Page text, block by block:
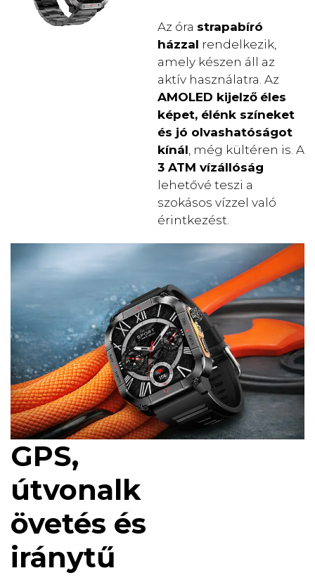
Az óra strapabíró
házzal rendelkezik,
amely készen áll az
aktív használatra. Az
AMOLED kijelző éles
képet, élénk színeket
és jó olvashatóságot
kínál, még kültéren is. A
3 ATM vízállóság
lehetővé teszi a
szokásos vízzel való
érintkezést.
GPS,
útvonalk
övetés és
iránytű